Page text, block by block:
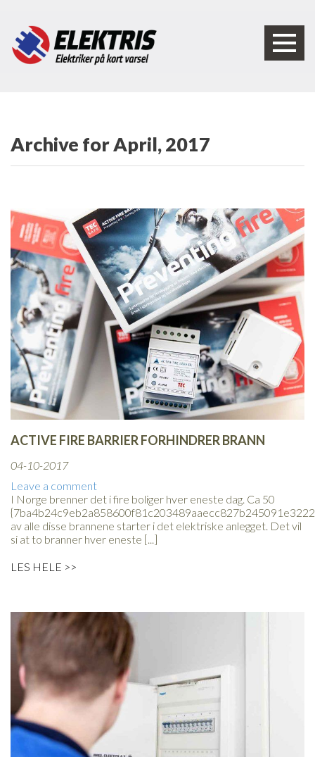
Archive for April, 2017
ACTIVE FIRE BARRIER FORHINDRER BRANN
04-10-2017
Leave a comment
I Norge brenner det i fire boliger hver eneste dag. Ca 50
av alle disse brannene starter i det elektriske anlegget. Det vil
si at to branner hver eneste [...]
LES HELE >>